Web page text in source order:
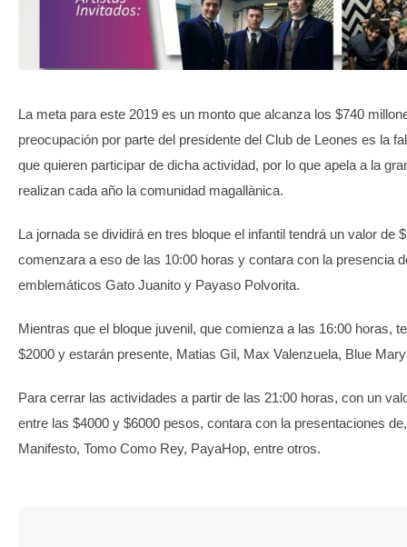
La meta para este 2019 es un monto que alcanza los $740
preocupación por parte del presidente del Club de Leones es la
que quieren participar de dicha actividad, por lo que apela a la
realizan cada año la comunidad magallànica.
La jornada se dividirá en tres bloque el infantil tendrá un valor de
comenzara a eso de las 10:00 horas y contara con la presencia
emblemáticos Gato Juanito y Payaso Polvorita.
Mientras que el bloque juvenil, que comienza a las 16:00 horas,
$2000 y estarán presente, Matias Gil, Max Valenzuela, Blue
Para cerrar las actividades a partir de las 21:00 horas, con un
entre las $4000 y $6000 pesos, contara con la presentaciones
Manifesto, Tomo Como Rey, PayaHop, entre otros.